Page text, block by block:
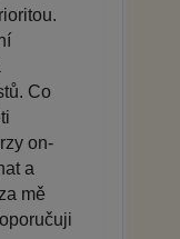
Co
on-
a
mě